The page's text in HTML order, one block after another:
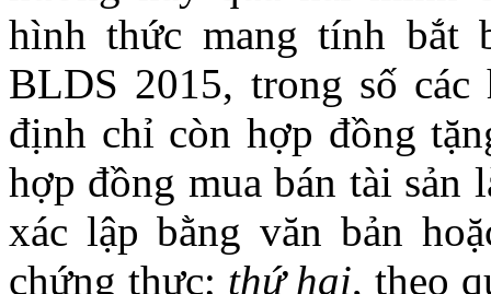
hình thức mang tính bắt
BLDS 2015, trong số
định chỉ còn hợp đồng
hợp đồng mua bán tài sản
xác lập bằng văn bản
chứng thực; thứ hai, theo